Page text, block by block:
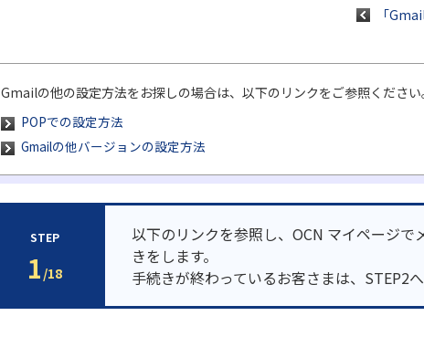
「
Gmailの他の設定方法をお探しの場合は、以下のリンクをご参照くださ
POPでの設定方法
Gmailの他バージョンの設定方法
STEP
1 /18
以下のリンクを参照し、OCN マイページで
きをします。
手続きが終わっているお客さまは、STEP2